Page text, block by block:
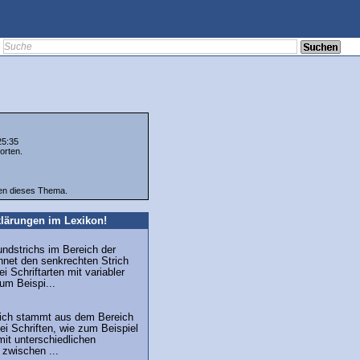
dieses Thema.
im Lexikon!
im Bereich der
den senkrechten Strich
Schriftarten mit variabler
Beispi...
stammt aus dem Bereich
Schriften, wie zum Beispiel
unterschiedlichen
...